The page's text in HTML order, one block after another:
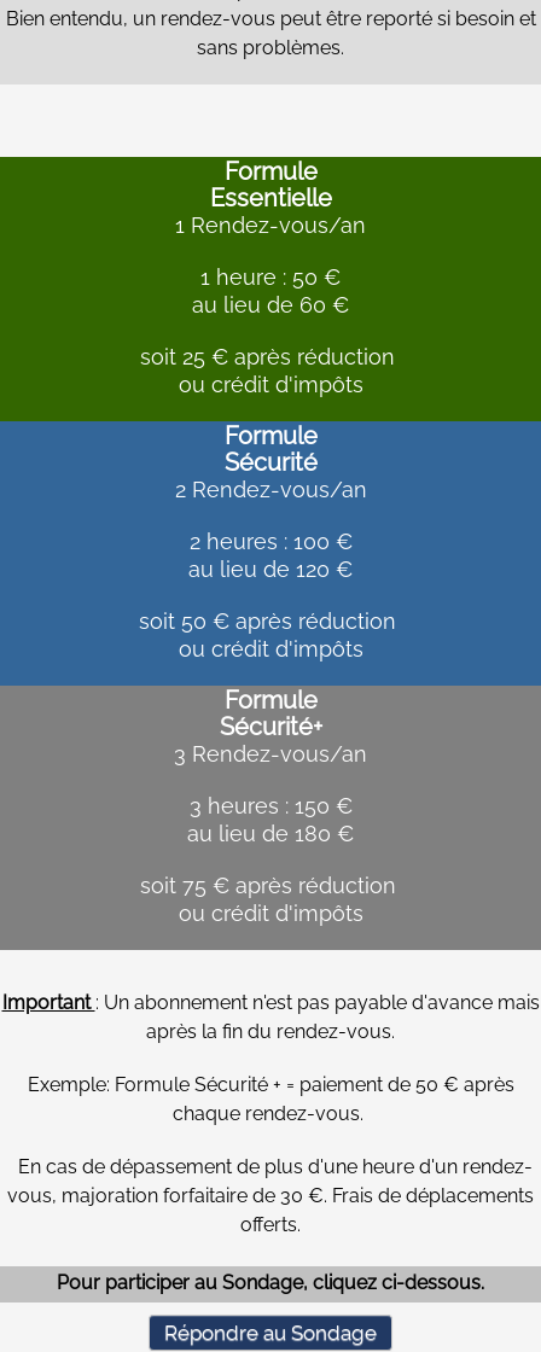
Bien entendu, un rendez-vous peut être reporté si besoin et
sans problèmes.
Formule
Essentielle
1 Rendez-vous/an
1 heure : 50 €
au lieu de 60 €
soit 25 € après réduction
ou crédit d'impôts
Formule
Sécurité
2 Rendez-vous/an
2 heures : 100 €
au lieu de 120 €
soit 50 € après réduction
ou crédit d'impôts
Formule
Sécurité+
3 Rendez-vous/an
3 heures : 150 €
au lieu de 180 €
soit 75 € après réduction
ou crédit d'impôts
Important : Un abonnement n'est pas payable d'avance mais
après la fin du rendez-vous.
Exemple: Formule Sécurité + = paiement de 50 € après
chaque rendez-vous.
En cas de dépassement de plus d'une heure d'un rendez-
vous, majoration forfaitaire de 30 €. Frais de déplacements
offerts.
Pour participer au Sondage, cliquez ci-dessous.
Répondre au Sondage